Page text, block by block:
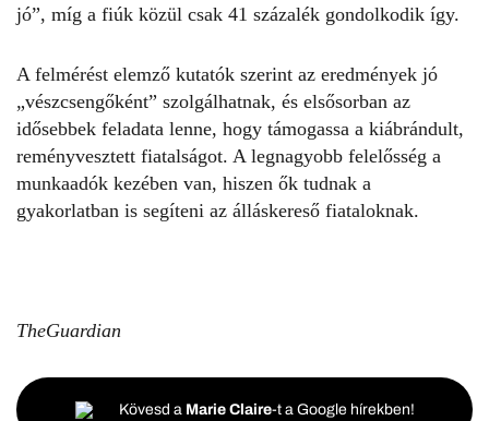
jó”, míg a fiúk közül csak 41 százalék gondolkodik így.
A felmérést elemző kutatók szerint az eredmények jó
„vészcsengőként” szolgálhatnak, és elsősorban az
idősebbek feladata lenne, hogy támogassa a kiábrándult,
reményvesztett fiatalságot. A legnagyobb felelősség a
munkaadók kezében van, hiszen ők tudnak a
gyakorlatban is segíteni az álláskereső fiataloknak.
TheGuardian
Kövesd a Marie Claire-t a Google hírekben!